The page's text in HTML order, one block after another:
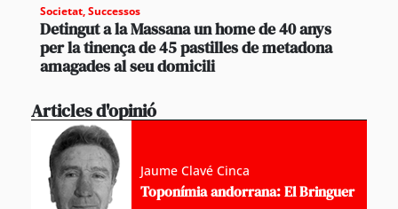
Societat,Successos
Detingut a la Massana un home de 40 anys
per la tinença de 45 pastilles de metadona
amagades al seu domicili
Articles d'opinió
Jaume Clavé Cinca
Toponímia andorrana: El Bringuer